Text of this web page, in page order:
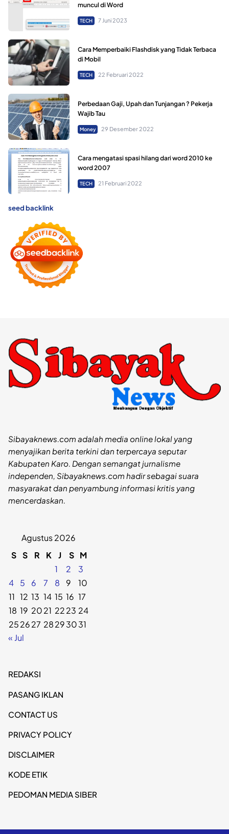
muncul di Word
TECH 7 Juni 2023
Cara Memperbaiki Flashdisk yang Tidak Terbaca
di Mobil
TECH 22 Februari 2022
Perbedaan Gaji, Upah dan Tunjangan ? Pekerja
Wajib Tau
Money 29 Desember 2022
Cara mengatasi spasi hilang dari word 2010 ke
word 2007
TECH 21 Februari 2022
seed backlink
Sibayaknews.com adalah media online lokal yang
menyajikan berita terkini dan terpercaya seputar
Kabupaten Karo. Dengan semangat jurnalisme
independen, Sibayaknews.com hadir sebagai suara
masyarakat dan penyambung informasi kritis yang
mencerdaskan.
Agustus 2026
S S R K J S M
1
2
3
4
5 6 7 8 9
10
11 12 13 14 15 16 17
18 19 2021 2223 24
252627 28293031
« Jul
REDAKSI
PASANG IKLAN
CONTACT US
PRIVACY POLICY
DISCLAIMER
KODE ETIK
PEDOMAN MEDIA SIBER